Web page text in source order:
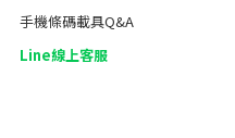
手機條碼載具Q&A
Line線上客服